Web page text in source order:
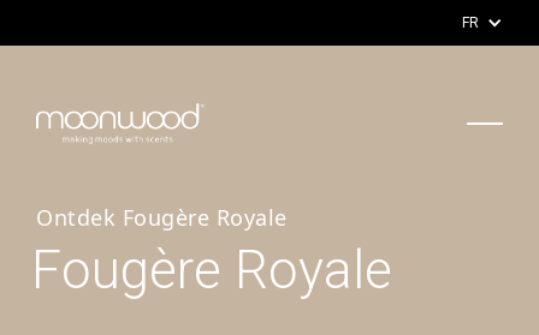
FR
Ontdek Fougère Royale
Fougère Royale